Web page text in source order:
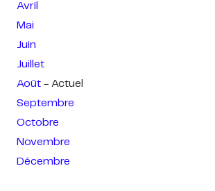
Avril
Mai
Juin
Juillet
Août - Actuel
Septembre
Octobre
Novembre
Décembre